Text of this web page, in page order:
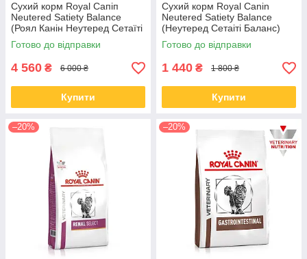
Сухий корм Royal Сапіп
Neutered Satiety Balance
(Роял Канін Неутеред Сетаїті
Баланс) для кішок, 12 КГ
Готово до відправки
4 560 ₴ 6 000 ₴
Купити
Сухий корм Royal Canin
Neutered Satiety Balance
(Неутеред Сетаіті Баланс)
для кастрованих котів, 3.5 КГ
Готово до відправки
1 440 ₴ 1 800 ₴
Купити
–20% –20%